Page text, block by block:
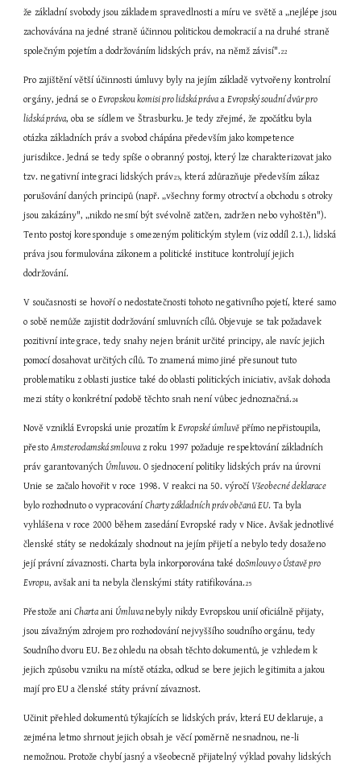
že základní svobody jsou základem spravedlnosti a míru ve světě a „nejlépe jsou
zachovávána na jedné straně účinnou politickou demokracií a na druhé straně
společným pojetím a dodržováním lidských práv, na němž závisí".22
Pro zajištění větší účinnosti úmluvy byly na jejím základě vytvořeny kontrolní
orgány, jedná se o Evropskou komisi pro lidská práva a Evropský soudní dvůr pro
lidská práva, oba se sídlem ve Štrasburku. Je tedy zřejmé, že zpočátku byla
otázka základních práv a svobod chápána především jako kompetence
jurisdikce. Jedná se tedy spíše o obranný postoj, který lze charakterizovat jako
tzv. negativní integraci lidských práv23, která zdůrazňuje především zákaz
porušování daných principů (např. „všechny formy otroctví a obchodu s otroky
jsou zakázány", „nikdo nesmí být svévolně zatčen, zadržen nebo vyhoštěn").
Tento postoj koresponduje s omezeným politickým stylem (viz oddíl 2.1.), lidská
práva jsou formulována zákonem a politické instituce kontrolují jejich
dodržování.
V současnosti se hovoří o nedostatečnosti tohoto negativního pojetí, které samo
o sobě nemůže zajistit dodržování smluvních cílů. Objevuje se tak požadavek
pozitivní integrace, tedy snahy nejen bránit určité principy, ale navíc jejich
pomocí dosahovat určitých cílů. To znamená mimo jiné přesunout tuto
problematiku z oblasti justice také do oblasti politických iniciativ, avšak dohoda
mezi státy o konkrétní podobě těchto snah není vůbec jednoznačná.24
Nově vzniklá Evropská unie prozatím k Evropské úmluvě přímo nepřistoupila,
přesto Amsterodamská smlouva z roku 1997 požaduje respektování základních
práv garantovaných Úmluvou. O sjednocení politiky lidských práv na úrovni
Unie se začalo hovořit v roce 1998. V reakci na 50. výročí Všeobecné deklarace
bylo rozhodnuto o vypracování Charty základních práv občanů EU. Ta byla
vyhlášena v roce 2000 během zasedání Evropské rady v Nice. Avšak jednotlivé
členské státy se nedokázaly shodnout na jejím přijetí a nebylo tedy dosaženo
její právní závaznosti. Charta byla inkorporována také doSmlouvy o Ústavě pro
Evropu, avšak ani ta nebyla členskými státy ratifikována.25
Přestože ani Charta ani Úmluva nebyly nikdy Evropskou unií oficiálně přijaty,
jsou závažným zdrojem pro rozhodování nejvyššího soudního orgánu, tedy
Soudního dvoru EU. Bez ohledu na obsah těchto dokumentů, je vzhledem k
jejich způsobu vzniku na místě otázka, odkud se bere jejich legitimita a jakou
mají pro EU a členské státy právní závaznost.
Učinit přehled dokumentů týkajících se lidských práv, která EU deklaruje, a
zejména letmo shrnout jejich obsah je věcí poměrně nesnadnou, ne-li
nemožnou. Protože chybí jasný a všeobecně přijatelný výklad povahy lidských